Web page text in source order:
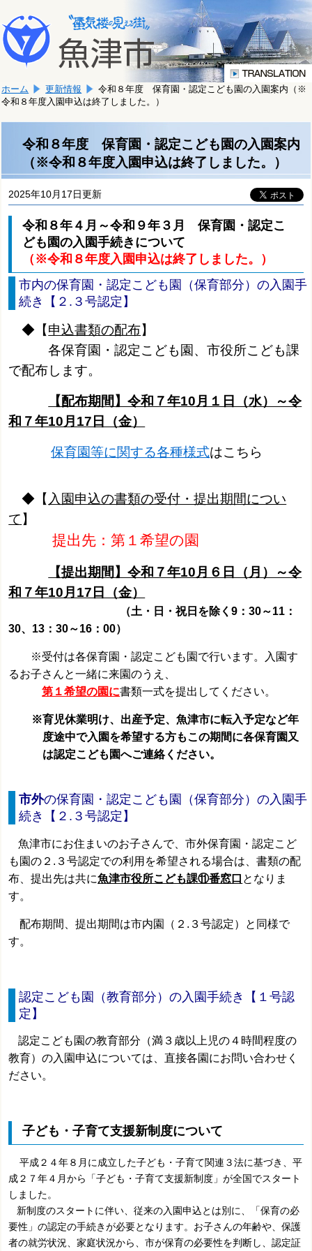
文
へ
移
ま
す。
こ
か
文
で
す。
ホーム 更新情報
令和８年度 保育園・認定こども園の入園案内（※
令和８年度入園申込は終了しました。）
令和８年度 保育園・認定こども園の入園案内
（※令和８年度入園申込は終了しました。）
2025年10月17日更新
令和８年４月～令和９年３月 保育園・認定こ
ども園の入園手続きについて
（※令和８年度入園申込は終了しました。）
市内の保育園・認定こども園（保育部分）の入園手
続き【２.３号認定】
◆【申込書類の配布】
各保育園・認定こども園、市役所こども課
で配布します。
【配布期間】令和７年10月１日（水）～令
和７年10月17日（金）
保育園等に関する各種様式はこちら
◆【 入園申込の書類の受付・提出期間につい
て 】
提出先：第１希望の園
【提出期間】令和７年10月６日（月）～令
和７年10月17日（金）
（土・日・祝日を除く9：30～11：
30、13：30～16：00）
※受付は各保育園・認定こども園で行います。入園す
るお子さんと一緒に来園のうえ、
第１希望の園に書類一式を提出してください。
※育児休業明け、出産予定、魚津市に転入予定など年
度途中で入園を希望する方もこの期間に各保育園又
は認定こども園へご連絡ください。
市外の保育園・認定こども園（保育部分）の入園手
続き
【２.３号認定】
魚津市にお住まいのお子さんで、市外保育園・認定こど
も園の２.３号認定での利用を希望される場合は、書類の配
布、提出先は共に魚津市役所こども課⑪番窓口 となりま
す。
配布期間、提出期間は市内園（２.３号認定）と同様で
す。
認定こども園（教育部分）の入園手続き【１号認
定】
認定こども園の教育部分（満３歳以上児の４時間程度の
教育）の入園申込については、直接各園にお問い合わせく
ださい。
子ども・子育て支援新制度について
平成２４年８月に成立した子ども・子育て関連３法に基づき、平
成２７年４月から「子ども・子育て支援新制度」が全国でスタート
しました。
新制度のスタートに伴い、従来の入園申込とは別に、「保育の必
要性」の認定の手続きが必要となります。お子さんの年齢や、保護
者の就労状況、家庭状況から、市が保育の必要性を判断し、認定証